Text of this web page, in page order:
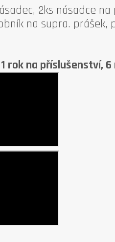
2ks násadce
na supra.
rok na příslušenství,